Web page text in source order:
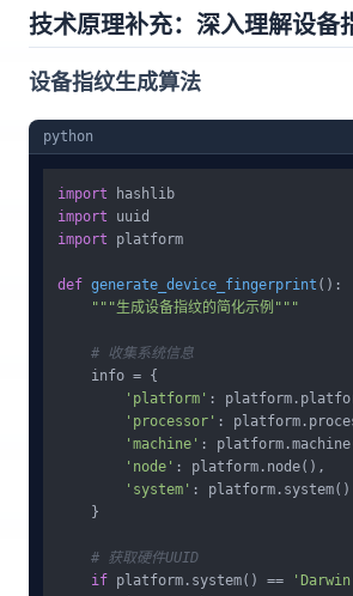
技术原理补充：深入理解设备
设备指纹生成算法
python
import
import
import platform
def generate_device_fingerprint ():
"""生成设备指纹的简化示例"""
# 收集系统信息
    info = {
'platform' :
'processor' :
'machine' :
'node' : platform.node(),
'system' : platform.system()
    }
# 获取硬件UUID
if platform.system() ==